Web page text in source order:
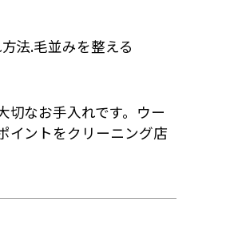
法.毛並みを整える
切なお手入れです。ウー
イントをクリーニング店